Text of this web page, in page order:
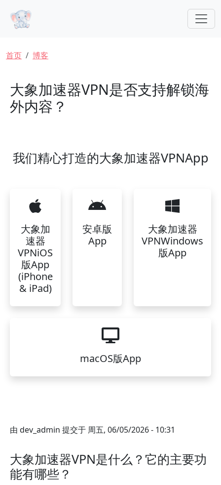
面包屑
首页 博客
大象加速器VPN是否支持解锁海
外内容？
我们精心打造的大象加速器VPNApp
大象加
速器
VPNiOS
版App
(iPhone
& iPad)
安卓版
App
大象加速器
VPNWindows
版App
macOS版App
由 dev_admin 提交于 周五, 06/05/2026 - 10:31
大象加速器VPN是什么？它的主要功
能有哪些？